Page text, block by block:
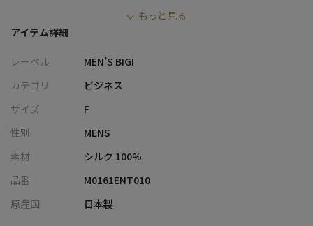
かな職人技が織り成す、上質を求める大人に捧ぐネクタイです。
メンズビギと「TIE YOUR TIE／タイユアタイ」が手掛けた＜
JAPAN made＞コラボレーション企画。ブランドが誇るアーカイ
た 配色ペイズリー柄が魅力です。
素材には上質な シルク100％を採用し、繊細な光沢と滑らかなド
レープが胸元にエレガントな存在感を演出します。
【シルエット】
フォルムはタイユアタイらしさを象徴する“ボトルシェイプ”。く
もっと見る
アイテム詳細
レーベル
MEN’S BIGI
カテゴリ
ビジネス
サイズ
F
性別
MENS
素材
シルク 100%
品番
M0161ENT010
原産国
日本製